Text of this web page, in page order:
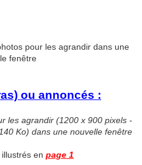
pour les agrandir dans une
fenêtre
ou annoncés :
les agrandir (1200 x 900 pixels -
Ko) dans une nouvelle fenêtre
en page 1